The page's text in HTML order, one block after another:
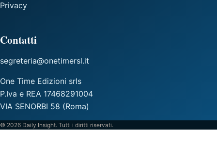
Privacy
Contatti
segreteria@onetimersl.it
One Time Edizioni srls
P.Iva e REA 17468291004
VIA SENORBI 58 (Roma)
© 2026 Daily Insight. Tutti i diritti riservati.